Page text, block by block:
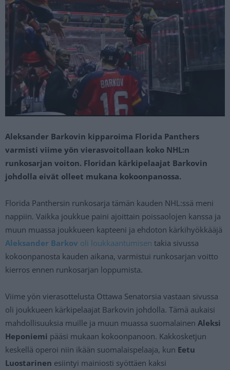
Aleksander Barkovin kipparoima Florida Panthers
varmisti viime yön vierasvoitollaan koko NHL:n
runkosarjan voiton. Floridan kärkipelaajat Barkovin
johdolla eivät olleet mukana kokoonpanossa.
Florida Panthersin runkosarja tämän kauden NHL:ssä meni
nappiin. Vaikka joukkue paini ajoittain poissaolojen kanssa ja
muun muassa joukkueen kapteeni ja ehdoton kärkihyökkääjä
Aleksander Barkov oli loukkaantumisen takia sivussa
kokoonpanosta kauden aikana, varmistui runkosarjan voitto
kierros ennen runkosarjan loppumista.
Viime yön vierasottelusta Ottawa Senatorsia vastaan sivussa
oli joukkueen kärkipelaajat Barkovin johdolla. Tämä aukaisi
mahdollisuuksia muille ja muun muassa suomalainen Aleksi
Heponiemi pääsi mukaan kokoonpanoon. Kakkosketjun
keskellä operoi niin ikään suomalaispelaaja, kun Eetu
Luostarinen esiintyi mainiosti syöttäen kaksi